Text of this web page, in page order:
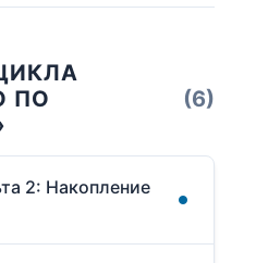
ПО
(6)
2: Накопление